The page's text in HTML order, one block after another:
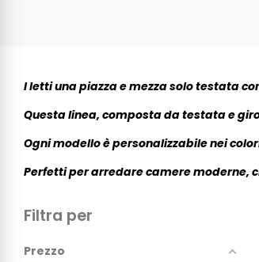
I letti una piazza e mezza solo testata
Questa linea, composta da testata e
Ogni modello è personalizzabile nei
Perfetti per arredare camere moderne,
Filtra per
Prezzo